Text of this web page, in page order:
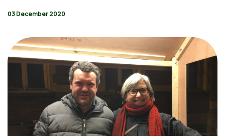
03 December 2020